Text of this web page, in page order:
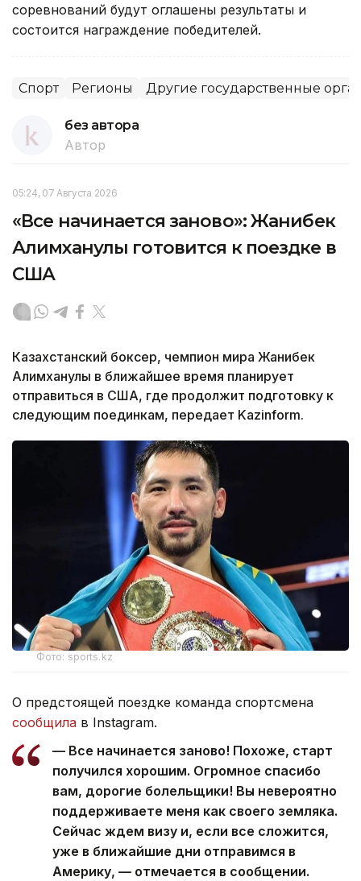
соревнований будут оглашены результаты и
состоится награждение победителей.
Спорт Регионы Другие государственные
без автора
Автор
05:24, 07 Августа 2026
«Все начинается заново»: Жанибек
Алимханулы готовится к поездке в
США
Казахстанский боксер, чемпион мира Жанибек
Алимханулы в ближайшее время планирует
отправиться в США, где продолжит подготовку к
следующим поединкам, передает Kazinform.
Фото: sports.kz
О предстоящей поездке команда спортсмена
сообщила в Instagram.
— Все начинается заново! Похоже, старт
получился хорошим. Огромное спасибо
вам, дорогие болельщики! Вы невероятно
поддерживаете меня как своего земляка.
Сейчас ждем визу и, если все сложится,
уже в ближайшие дни отправимся в
Америку, — отмечается в сообщении.